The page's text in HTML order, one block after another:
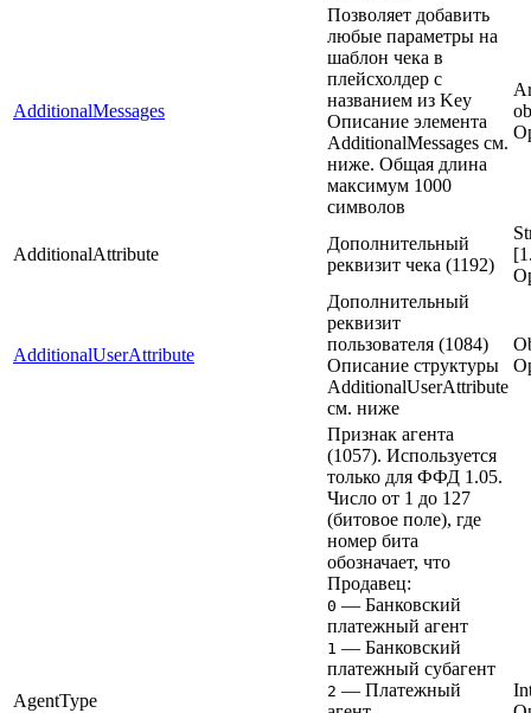
AdditionalMessages
Позволяет добавить
любые параметры на
шаблон чека в
плейсхолдер с
названием из Key
Описание элемента
AdditionalMessages см.
ниже. Общая длина
максимум 1000
символов
AdditionalAttribute
Дополнительный
реквизит чека (1192)
AdditionalUserAttribute
Дополнительный
реквизит
пользователя (1084)
Описание структуры
AdditionalUserAttribute
см. ниже
AgentType
Признак агента
(1057). Используется
только для ФФД 1.05.
Число от 1 до 127
(битовое поле), где
номер бита
обозначает, что
Продавец:
0 — Банковский
платежный агент
1 — Банковский
платежный субагент
2 — Платежный